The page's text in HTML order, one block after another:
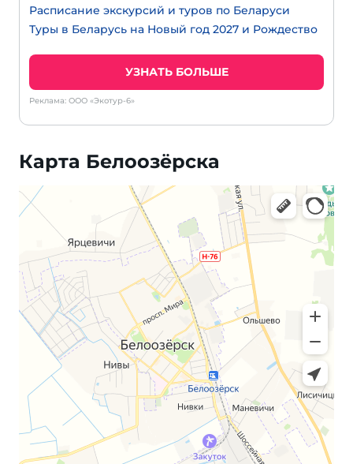
Расписание экскурсий и туров по Беларуси
Туры в Беларусь на Новый год 2027 и Рождество
УЗНАТЬ БОЛЬШЕ
Реклама: ООО «Экотур-6»
Карта Белоозёрска
Яндекс Карты — транспорт, навигация, поиск мест